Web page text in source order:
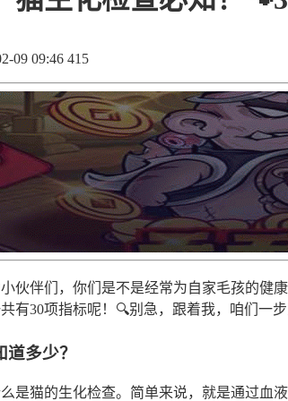
09 09:46 415
伙伴们，你们是不是经常为自家毛孩的
有30项指标呢！🔍别急，跟着我，咱们一
多少？
是猫的生化检查。简单来说，就是通过血